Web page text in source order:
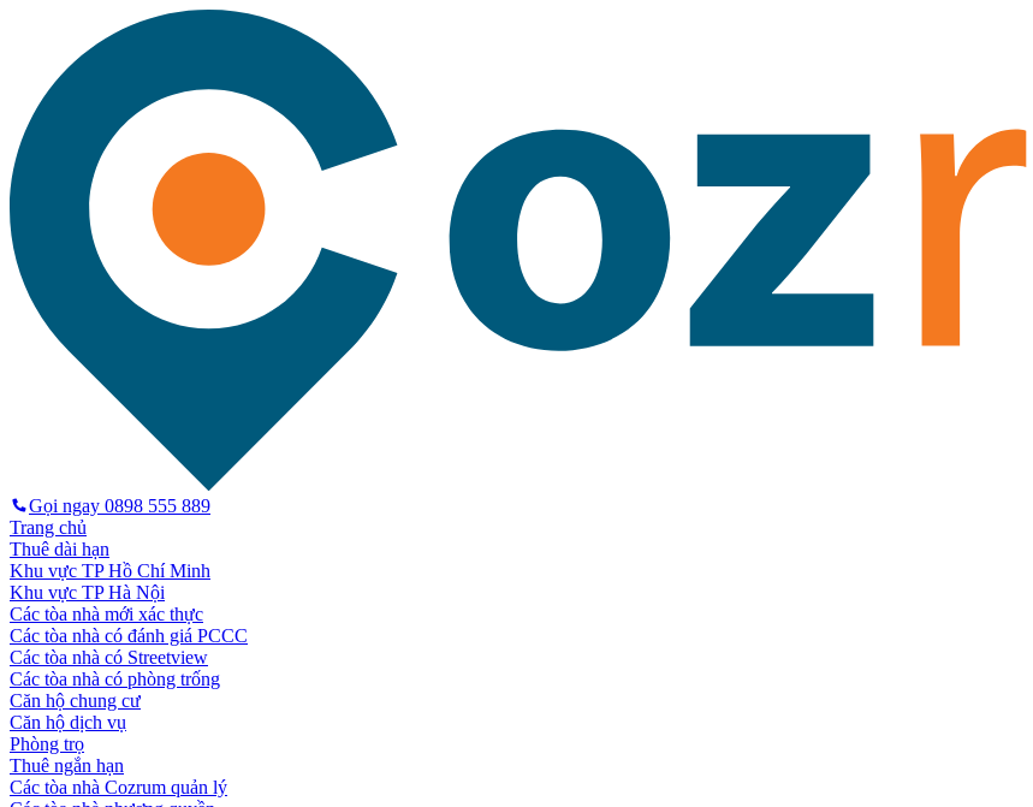
Gọi ngay 0898 555 889
Trang chủ
Thuê dài hạn
Khu vực TP Hồ Chí Minh
Khu vực TP Hà Nội
Các tòa nhà mới xác thực
Các tòa nhà có đánh giá PCCC
Các tòa nhà có Streetview
Các tòa nhà có phòng trống
Căn hộ chung cư
Căn hộ dịch vụ
Phòng trọ
Thuê ngắn hạn
Các tòa nhà Cozrum quản lý